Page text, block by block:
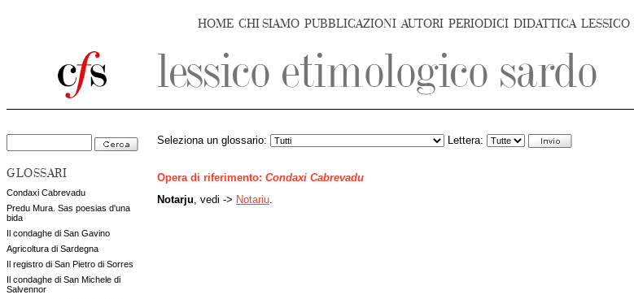
HOME CHI SIAMO PUBBLICAZIONI AUTORI PERIODICI DIDATTICA LESSICO
GLOSSARI
Condaxi Cabrevadu
Predu Mura. Sas poesias d'una
bida
Il condaghe di San Gavino
Agricoltura di Sardegna
Il registro di San Pietro di Sorres
Il condaghe di San Michele di
Salvennor
Seleziona un glossario: Lettera:
Opera di riferimento: Condaxi Cabrevadu
Notarju , vedi -> Notariu